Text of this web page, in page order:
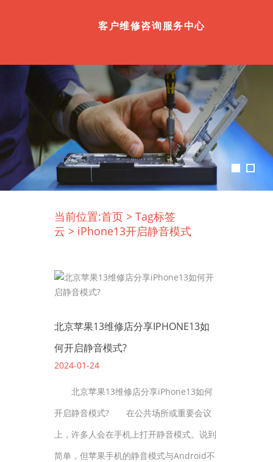
客户维修咨询服务中心
当前位置:首页 > Tag标签
云 > iPhone13开启静音模式
北京苹果13维修店分享IPHONE13如
何开启静音模式?
2024-01-24
北京苹果13维修店分享iPhone13如何
开启静音模式? 在公共场所或重要会议
上，许多人会在手机上打开静音模式。说到
简单，但苹果手机的静音模式与Android不